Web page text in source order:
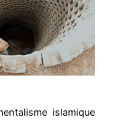
islamique